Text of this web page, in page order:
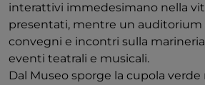
interattivi immedesimano nella
presentati, mentre un auditorium
convegni e incontri sulla
eventi teatrali e musicali.
Dal Museo sporge la cupola verde